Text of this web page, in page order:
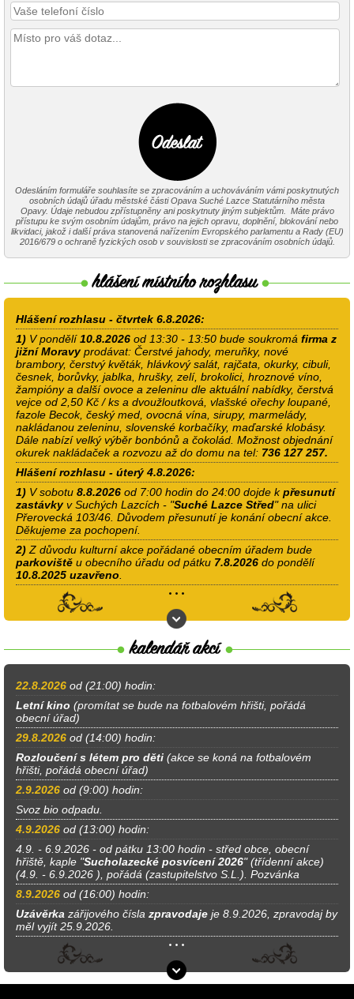
Odesláním formuláře souhlasíte se zpracováním a uchováváním vámi poskytnutých
osobních údajů úřadu městské části Opava Suché Lazce Statutárního města
Opavy. Údaje nebudou zpřístupněny ani poskytnuty jiným subjektům. Máte právo
přístupu ke svým osobním údajům, právo na jejich opravu, doplnění, blokování nebo
likvidaci, jakož i další práva stanovená nařízením Evropského parlamentu a Rady (EU)
2016/679 o ochraně fyzických osob v souvislosti se zpracováním osobních údajů.
Hlášení rozhlasu - čtvrtek 6.8.2026:
1) V pondělí10.8.2026 od 13:30 - 13:50 bude soukromá firma z
jižní Moravyprodávat: Čerstvé jahody, meruňky, nové
brambory, čerstvý květák, hlávkový salát, rajčata, okurky, cibuli,
česnek, borůvky, jablka, hrušky, zelí, brokolici, hroznové víno,
žampióny a další ovoce a zeleninu dle aktuální nabídky, čerstvá
vejce od 2,50 Kč / ks a dvoužloutková, vlašské ořechy loupané,
fazole Becok, český med, ovocná vína, sirupy, marmelády,
nakládanou zeleninu, slovenské korbačíky, maďarské klobásy.
Dále nabízí velký výběr bonbónů a čokolád. Možnost objednání
okurek nakládaček a rozvozu až do domu na tel: 736 127 257.
Hlášení rozhlasu - úterý 4.8.2026:
1) V sobotu 8.8.2026 od 7:00 hodin do 24:00 dojde kpřesunutí
zastávkyv Suchých Lazcích - "Suché Lazce Střed" na ulici
Přerovecká 103/46. Důvodem přesunutí je konání obecní akce.
Děkujeme za pochopení.
2) Z důvodu kulturní akce pořádané obecním úřadem bude
parkoviště u obecního úřadu od pátku 7.8.2026 do pondělí
10.8.2025 uzavřeno
22.8.2026 od (21:00) hodin:
Letní kino (promítat se bude na fotbalovém hřišti, pořádá
obecní úřad)
29.8.2026 od (14:00) hodin:
Rozloučení s létem pro děti (akce se koná na fotbalovém
hřišti, pořádá obecní úřad)
2.9.2026 od (9:00) hodin:
Svoz bio odpadu.
4.9.2026 od (13:00) hodin:
4.9. - 6.9.2026 - od pátku 13:00 hodin - střed obce, obecní
hřiště, kaple "Sucholazecké posvícení 2026" (třídenní akce)
(4.9. - 6.9.2026 ), pořádá (zastupitelstvo S.L.). Pozvánka
8.9.2026 od (16:00) hodin:
Uzávěrka zářijového čísla zpravodaje je 8.9.2026, zpravodaj by
měl vyjít 25.9.2026.